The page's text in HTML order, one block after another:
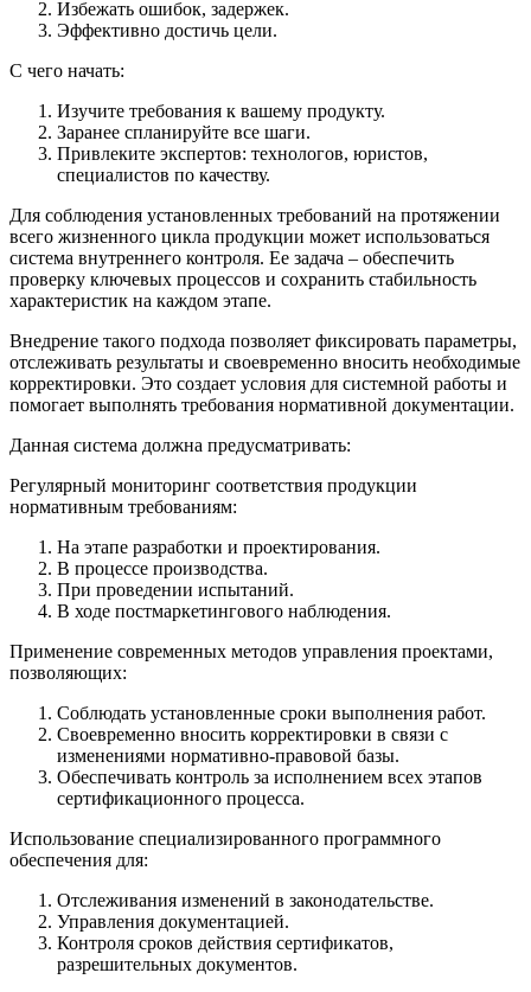
Избежать ошибок, задержек.
Эффективно достичь цели.
С чего начать:
Изучите требования к вашему продукту.
Заранее спланируйте все шаги.
Привлеките экспертов: технологов, юристов,
специалистов по качеству.
Для соблюдения установленных требований на протяжении
всего жизненного цикла продукции может использоваться
система внутреннего контроля. Ее задача – обеспечить
проверку ключевых процессов и сохранить стабильность
характеристик на каждом этапе.
Внедрение такого подхода позволяет фиксировать параметры,
отслеживать результаты и своевременно вносить необходимые
корректировки. Это создает условия для системной работы и
помогает выполнять требования нормативной документации.
Данная система должна предусматривать:
Регулярный мониторинг соответствия продукции
нормативным требованиям:
На этапе разработки и проектирования.
В процессе производства.
При проведении испытаний.
В ходе постмаркетингового наблюдения.
Применение современных методов управления проектами,
позволяющих:
Соблюдать установленные сроки выполнения работ.
Своевременно вносить корректировки в связи с
изменениями нормативно-правовой базы.
Обеспечивать контроль за исполнением всех этапов
сертификационного процесса.
Использование специализированного программного
обеспечения для:
Отслеживания изменений в законодательстве.
Управления документацией.
Контроля сроков действия сертификатов,
разрешительных документов.